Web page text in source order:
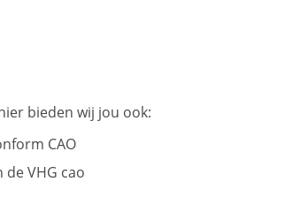
bieden wij jou ook:
CAO
VHG cao